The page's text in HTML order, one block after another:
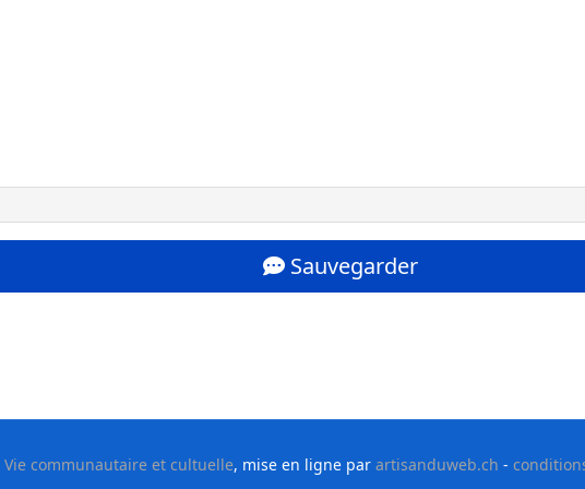
Sauvegarder
Vie communautaire et cultuelle, mise en ligne par artisanduweb.ch -